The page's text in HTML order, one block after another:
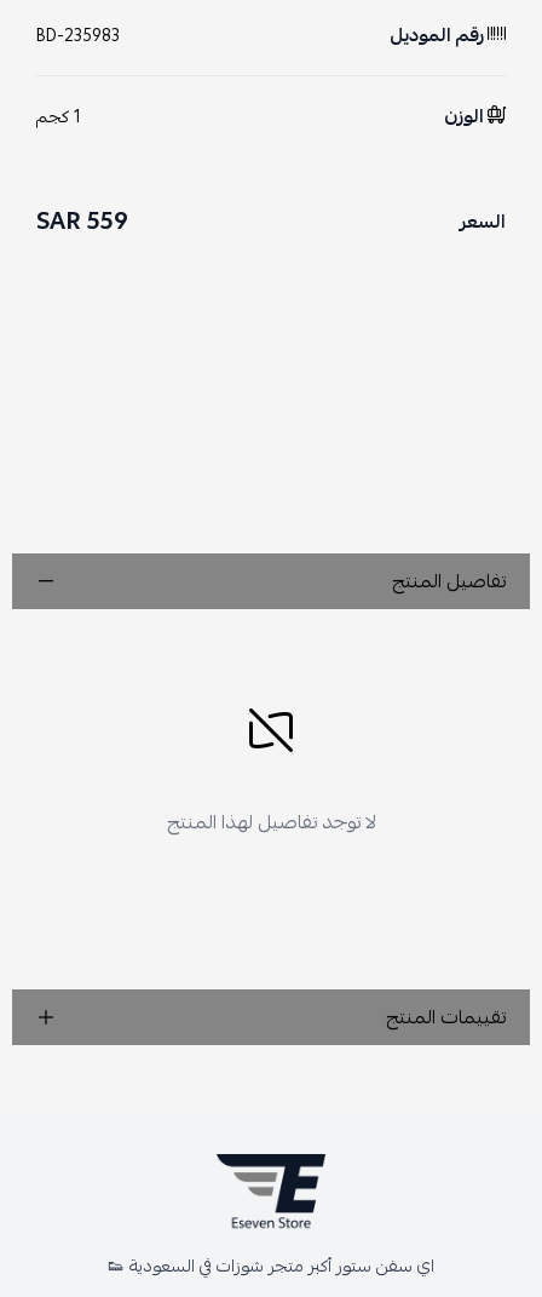
رقم الموديل BD-235983
الوزن 1 كجم
السعر 559 SAR
تفاصيل المنتج
لا توجد تفاصيل لهذا المنتج
تقييمات المنتج
اي سفن ستور أكبر متجر شوزات في السعودية 👟